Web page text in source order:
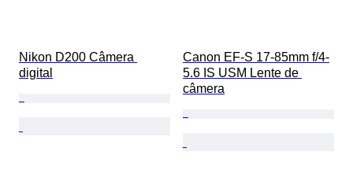
Nikon D200 Câmera
digital
Canon EF-S 17-85mm f/4-
5.6 IS USM Lente de
câmera